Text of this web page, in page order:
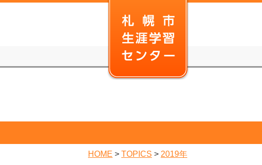
動
HOME > TOPICS > 2019年